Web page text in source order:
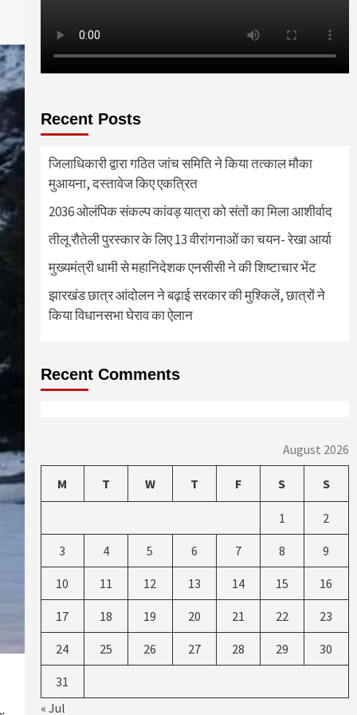
Recent Posts
जिलाधिकारी द्वारा गठित जांच समिति ने किया तत्काल मौका
मुआयना, दस्तावेज किए एकत्रित
2036 ओलंपिक संकल्प कांवड़ यात्रा को संतों का मिला आशीर्वाद
तीलू रौतेली पुरस्कार के लिए 13 वीरांगनाओं का चयन- रेखा आर्या
मुख्यमंत्री धामी से महानिदेशक एनसीसी ने की शिष्टाचार भेंट
झारखंड छात्र आंदोलन ने बढ़ाई सरकार की मुश्किलें, छात्रों ने
किया विधानसभा घेराव का ऐलान
Recent Comments
August 2026
M T W T F S S
1 2
3 4 5 6 7 8 9
10 11 12 13 14 15 16
17 18 19 20 21 22 23
24 25 26 27 28 29 30
31
« Jul